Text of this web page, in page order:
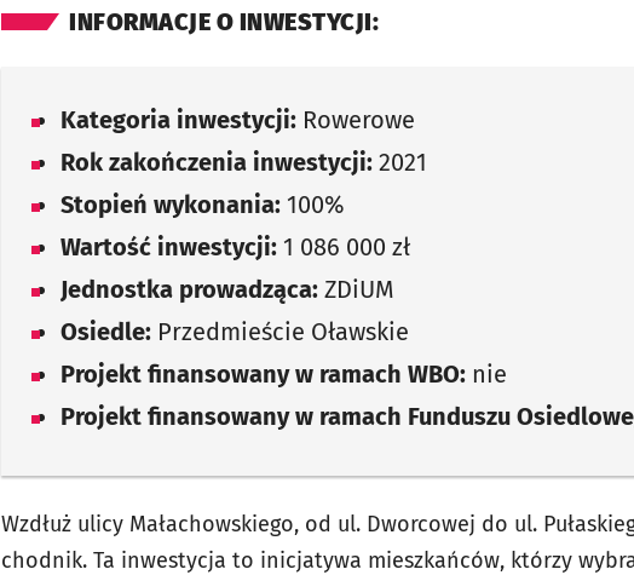
INFORMACJE O INWESTYCJI:
Kategoria inwestycji: Rowerowe
Rok zakończenia inwestycji: 2021
Stopień wykonania: 100%
Wartość inwestycji: 1 086 000 zł
Jednostka prowadząca: ZDiUM
Osiedle: Przedmieście Oławskie
Projekt finansowany w ramach WBO: nie
Projekt finansowany w ramach Funduszu
Wzdłuż ulicy Małachowskiego, od ul. Dworcowej do ul.
chodnik. Ta inwestycja to inicjatywa mieszkańców, którzy